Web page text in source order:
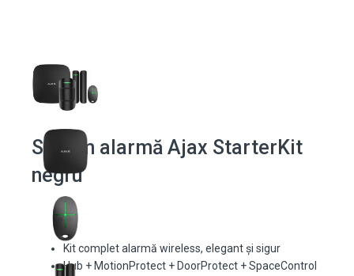
Sistem alarmă Ajax StarterKit
negru
Kit complet alarmă wireless, elegant și sigur
Hub + MotionProtect + DoorProtect + SpaceControl